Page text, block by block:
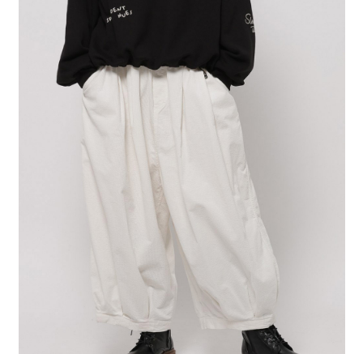
【大哥付你分期使用說明】
1.本服務由台灣大哥大提供，台灣大哥大用戶可立即使用無須另外申請。
2.付款方式選擇「大哥付你分期」，訂單成立後會自動跳轉到大哥付的交易
流程，驗證手機門號後，選擇欲分期的期數、繳款截止日，確認付款後即完
成交易。
3.實際核准額度、可分期數及費用金額請依後續交易確認頁面所載為準。
4.訂單成立30分鐘內，如未前往確認交易或遇審核未通過，訂單將自動取
消。如遇「轉專審核」未通過狀況，表示未達大哥付你分期系統評分，恕無
法說明評估內容。
2.透過簡訊連結打開帳單後，可選擇「超商條碼／台灣大直營門市／銀行轉
帳／街口支付／iPASS MONEY」等通路繳費。
1.本服務係由「台灣大哥大股份有限公司」（以下簡稱本公司）所提供，讓
用戶於交易時，得透過本服務購買商品或服務，並由商店將買賣／分期付款
買賣價金債權讓與本公司後，依約使用本公司帳單繳交帳款。
2.基於同意付款使用「大哥付你分期」之契約關係目的，商店將以您的個人
資料（包含姓名、電話或地址）提供予台灣大哥大進項蒐集、處理及利用，
由本公司與您本人進行分期帳單所需資料之確認、核對及更正。
3.完整用戶服務條款，請詳閱以下連結：
https://oppay.tw/userRule
AFTEE先享後付
【關於「AFTEE先享後付」】
AFTEE先享後付是「在收到商品之後才付款」的支付方式。 讓您購物簡單便
利好安心！
１．簡單：不需註冊會員、不需綁卡、不需儲值。
２．便利：只要手機號碼，簡訊認證，即可結帳。
３．安心：先確認商品／服務後，再付款。
１．於結帳方式選擇「AFTEE先享後付」後，將跳轉至「AFTEE先享後付」
結帳頁面，進行簡訊認證並確認金額後，即可完成結帳。
２．訂單成立數日內，您將收到繳費通知簡訊。
３．收到繳費通知簡訊後14天內，點擊此簡訊中的連結，可透過四大超商／
ATM／網路銀行／等多元方式進行付款，方視為交易完成。
※ 請注意：結帳手續完成當下不需立刻繳費，但若您需要取消訂單，請聯絡
購買商品的店家。未經商家同意取消之訂單仍視為有效，需透過AFTEE先享
※ 交易是否成功請以「AFTEE先享後付 」之結帳頁面顯示為準，若有關於
是否繳費成功／繳費後需取消欲退款等相關疑問，請聯繫「AFTEE先享後付
https://netprotections.freshdesk.com/support/home
運送方式
全家 取貨付款
每筆NT$80，滿NT$1,500(含以上)免運費
每筆NT$80，滿NT$1,500(含以上)免運費
每筆NT$80，滿NT$1,500(含以上)免運費
每筆NT$80，滿NT$1,500(含以上)免運費